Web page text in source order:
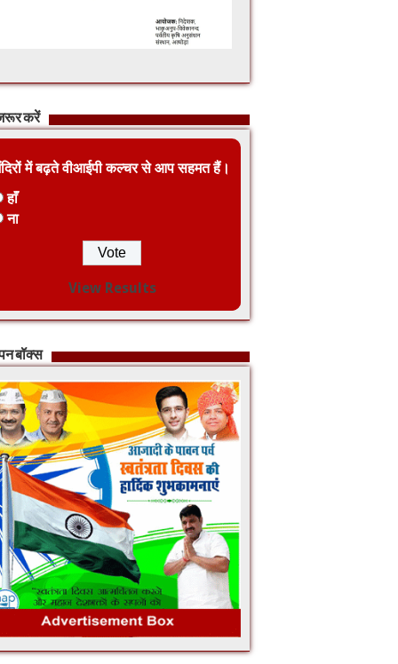
करें
में बढ़ते वीआईपी कल्चर से आप सहमत हैं।
हाँ
ना
View Results
बॉक्स